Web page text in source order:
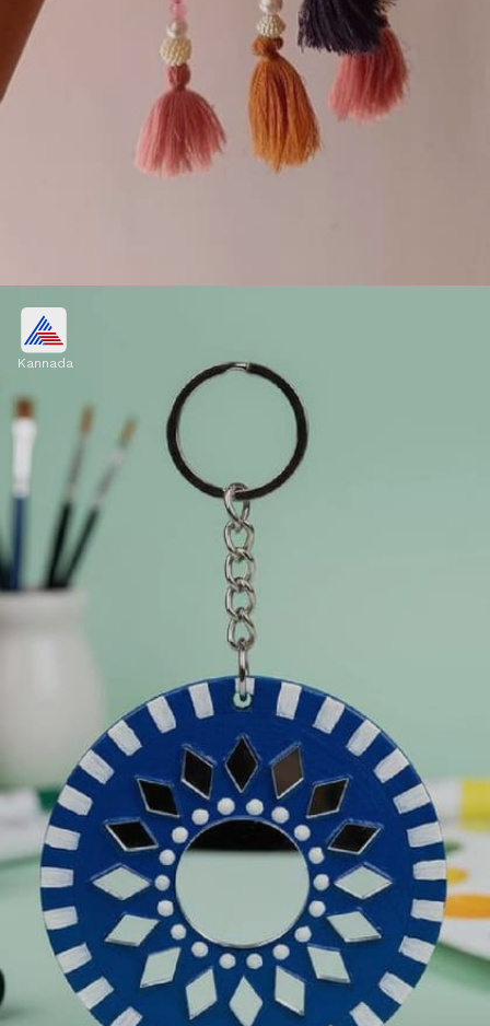
ಹ್ಯಾಂಗಿಂಗ್ ಮಾಡಿ
ದುಂಡಗಿನ ಮುಚ್ಚಳದ ಮೇಲೆ ಬೇರೆ ಬೇರೆ ಬಣ್ಣದ
ಜೇಡಿಮಣ್ಣು (clay) ಮತ್ತು ಕತ್ತರಿಸಿದ ಕನ್ನಡಿ ತುಂಡುಗಳನ್ನು
ಬಳಸಿ ಸುಂದರವಾದ ಮಿರರ್ ಹ್ಯಾಂಗಿಂಗ್
ತಯಾರಿಸಬಹುದು.
Image credits: PINTEREST
Kannada